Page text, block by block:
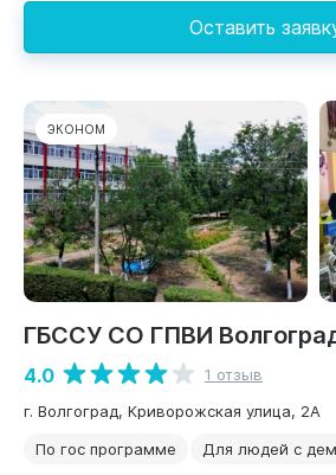
Оставить
ЭКОНОМ
ГБССУ СО ГПВИ
4.0
1 отзыв
г. Волгоград, Криворожская улица, 2А
По гос программе
Для людей с